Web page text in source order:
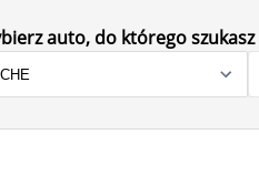
auto, do którego szukasz